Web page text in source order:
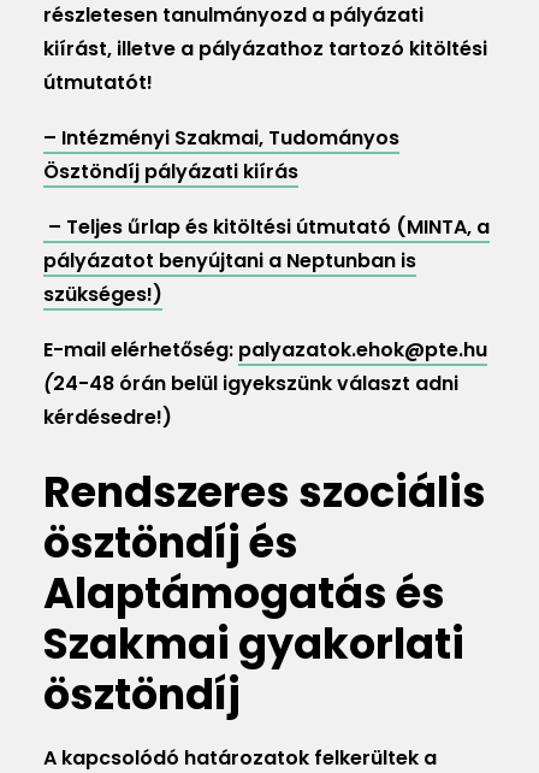
részletesen tanulmányozd a pályázati
kiírást, illetve a pályázathoz tartozó kitöltési
útmutatót!
– Intézményi Szakmai, Tudományos
Ösztöndíj pályázati kiírás
– Teljes űrlap és kitöltési útmutató (MINTA, a
pályázatot benyújtani a Neptunban is
szükséges!)
E-mail elérhetőség: palyazatok.ehok@pte.hu
(24-48 órán belül igyekszünk választ adni
kérdésedre!)
Rendszeres szociális
ösztöndíj és
Alaptámogatás és
Szakmai gyakorlati
ösztöndíj
A kapcsolódó határozatok felkerültek a